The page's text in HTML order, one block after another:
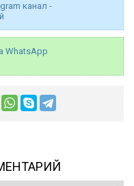
канал -
WhatsApp